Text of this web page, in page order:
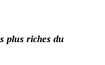
plus riches du